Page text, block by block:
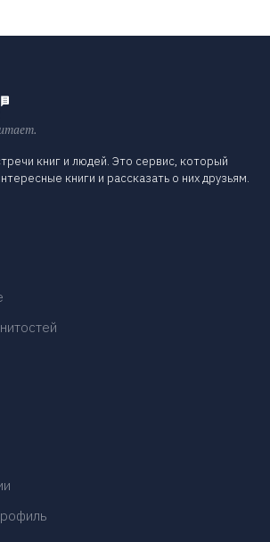
книг и людей. Это сервис, который
книги и рассказать о них друзьям.